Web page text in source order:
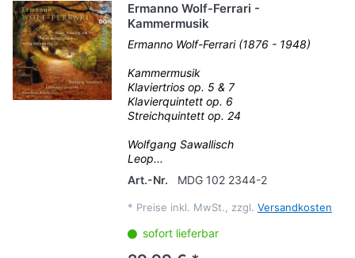
Ermanno Wolf-Ferrari -
Kammermusik
Ermanno Wolf-Ferrari (1876 - 1948)
Kammermusik
Klaviertrios op. 5 & 7
Klavierquintett op. 6
Streichquintett op. 24
Wolfgang Sawallisch
Leop...
Art.-Nr.
MDG 102 2344-2
* Preise inkl. MwSt., zzgl. Versandkosten
sofort lieferbar